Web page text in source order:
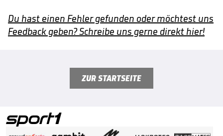
Du hast einen Fehler gefunden oder möchtest uns
Feedback geben? Schreibe uns gerne direkt hier!
ZUR STARTSEITE